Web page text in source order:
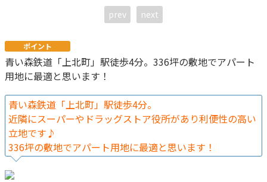
prev next
ポイント
青い森鉄道「上北町」駅徒歩4分。336坪の敷地でアパート
用地に最適と思います！
青い森鉄道「上北町」駅徒歩4分。
近隣にスーパーやドラッグストア役所があり利便性の高い
立地です♪
336坪の敷地でアパート用地に最適と思います！